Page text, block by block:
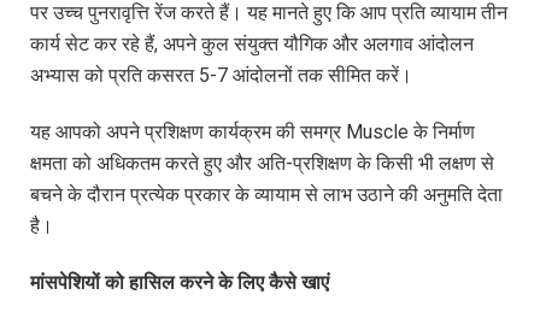
पर उच्च पुनरावृत्ति रेंज करते हैं। यह मानते हुए कि आप प्रति व्यायाम तीन
कार्य सेट कर रहे हैं, अपने कुल संयुक्त यौगिक और अलगाव आंदोलन
अभ्यास को प्रति कसरत 5-7 आंदोलनों तक सीमित करें।
यह आपको अपने प्रशिक्षण कार्यक्रम की समग्र Muscle के निर्माण
क्षमता को अधिकतम करते हुए और अति-प्रशिक्षण के किसी भी लक्षण से
बचने के दौरान प्रत्येक प्रकार के व्यायाम से लाभ उठाने की अनुमति देता
है।
मांसपेशियों को हासिल करने के लिए कैसे खाएं